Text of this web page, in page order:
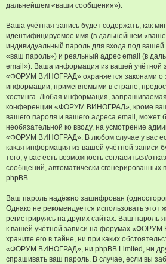
дальнейшем «ваши сообщения»).
Ваша учётная запись будет содержать, как
идентифицируемое имя (в дальнейшем
индивидуальный пароль для входа под вашей
«ваш пароль») и реальный адрес email (в
email»). Ваша информация из вашей учётной
«ФОРУМ ВИНОГРАД» охраняется законами о
информации, применяемыми в стране,
хостинга. Любая информация,
конференции «ФОРУМ ВИНОГРАД», кроме
вашего пароля и вашего адреса email, может
необязательной ко вводу, на усмотрение
«ФОРУМ ВИНОГРАД». В любом случае у вас
какая информация из вашей учётной записи
того, у вас есть возможность согласиться/
сообщений, автоматически
phpBB.
Ваш пароль надёжно зашифрован
Однако не рекомендуется использовать этот
регистрируясь на других сайтах. Ваш пароль
к вашей учётной записи на форумах
храните его в тайне, ни при каких
«ФОРУМ ВИНОГРАД», ни phpBB Limited, ни
спрашивать ваш пароль. В случае, если вы